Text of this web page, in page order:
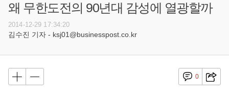
왜 무한도전의 90년대 감성에 열광할까
2014-12-29 17:34:20
김수진 기자 - ksj01@businesspost.co.kr
0